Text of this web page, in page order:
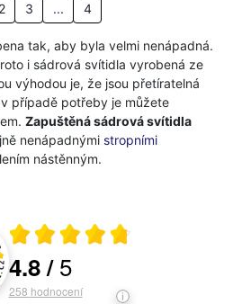
2 3 ... 4
tak, aby byla velmi nenápadná.
i sádrová svítidla vyrobená ze
výhodou je, že jsou přetíratelná
případě potřeby je můžete
Zapuštěná sádrová svítidla
nenápadnými stropními
nástěnným.
Hodnocení a recenze zákazníků
Průměrné hodnocení 4.8 z 5
4.8/5
258 hodnocení